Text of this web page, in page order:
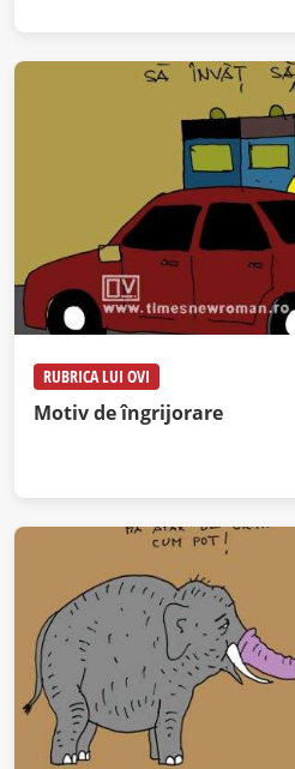
RUBRICA LUI OVI
Motiv de îngrijorare